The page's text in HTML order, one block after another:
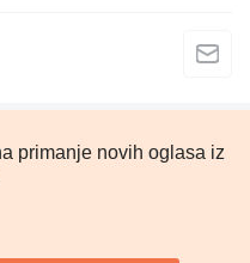
primanje novih oglasa iz